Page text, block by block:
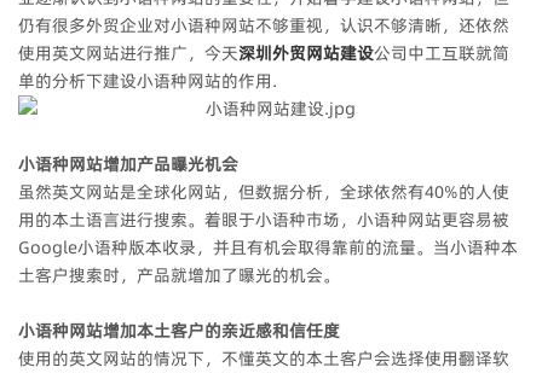
仍有很多外贸企业对小语种网站不够重视，认识不够清晰，还依然
使用英文网站进行推广，今天深圳外贸网站建设公司中工互联就简
单的分析下建设小语种网站的作用.
小语种网站增加产品曝光机会
虽然英文网站是全球化网站，但数据分析，全球依然有40%的人使
用的本土语言进行搜索。着眼于小语种市场，小语种网站更容易被
Google小语种版本收录，并且有机会取得靠前的流量。当小语种本
土客户搜索时，产品就增加了曝光的机会。
小语种网站增加本土客户的亲近感和信任度
使用的英文网站的情况下，不懂英文的本土客户会选择使用翻译软